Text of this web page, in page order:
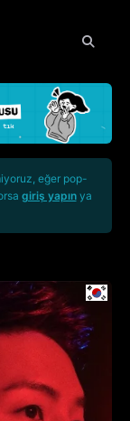
eğer pop-
giriş yapınya